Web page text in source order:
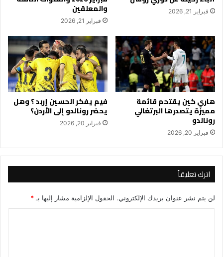
فبراير 21, 2026 والمعلقين
فبراير 21, 2026
هاري كين يقتحم قائمة
مميزة يتصدرها البرتغالي
رونالدو
فبراير 20, 2026
فيم يفكر الحسين إربد ؟ وهل
يحضر رونالدو إلى الأردن؟
فبراير 20, 2026
اترك تعليقاً
لن يتم نشر عنوان بريدك الإلكتروني. الحقول الإلزامية مشار إليها بـ *